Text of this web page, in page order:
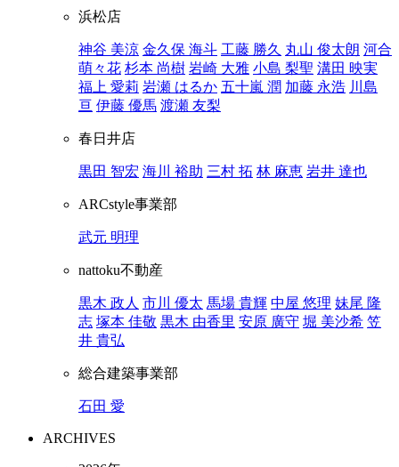
浜松店
神谷 美涼 金久保 海斗 工藤 勝久 丸山 俊太朗 河合
萌々花 杉本 尚樹 岩崎 大雅 小島 梨聖 溝田 映実
福上 愛莉 岩瀬 はるか 五十嵐 潤 加藤 永浩 川島
亘 伊藤 優馬 渡瀬 友梨
春日井店
黒田 智宏 海川 裕助 三村 拓 林 麻恵 岩井 達也
ARCstyle事業部
武元 明理
nattoku不動産
黒木 政人 市川 優太 馬場 貴輝 中屋 悠理 妹尾 隆
志 塚本 佳敬 黒木 由香里 安原 廣守 堀 美沙希 笠
井 貴弘
総合建築事業部
石田 愛
ARCHIVES